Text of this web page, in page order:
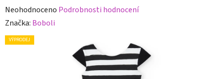
Průměrné
hodnocení
produktu
Neohodnoceno Podrobnosti hodnocení
Značka: Boboli
VÝPRODEJ